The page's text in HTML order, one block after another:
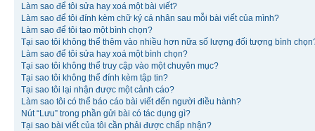
Làm sao để tôi sửa hay xoá một bài viết?
Làm sao để tôi đính kèm chữ ký cá nhân sau mỗi bài viết của mình?
Làm sao để tôi tạo một bình chọn?
Tại sao tôi không thể thêm vào nhiều hơn nữa số lượng đối tượng bình
Làm sao để tôi sửa hay xoá một bình chọn?
Tại sao tôi không thể truy cập vào một chuyên mục?
Tại sao tôi không thể đính kèm tập tin?
Tại sao tôi lại nhận được một cảnh cáo?
Làm sao tôi có thể báo cáo bài viết đến người điều hành?
Nút “Lưu” trong phần gửi bài có tác dụng gì?
Tại sao bài viết của tôi cần phải được chấp nhận?